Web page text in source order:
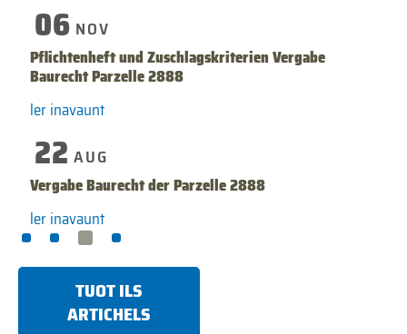
06 NOV
Pflichtenheft und Zuschlagskriterien Vergabe
Baurecht Parzelle 2888
ler inavaunt
22 AUG
Vergabe Baurecht der Parzelle 2888
ler inavaunt
TUOT ILS
ARTICHELS